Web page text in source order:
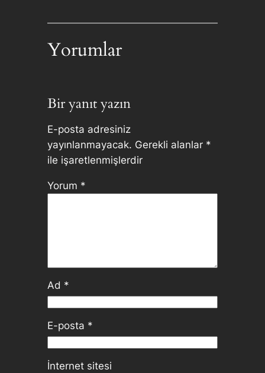
Yorumlar
Bir yanıt yazın
E-posta adresiniz
yayınlanmayacak. Gerekli alanlar *
ile işaretlenmişlerdir
Yorum *
Ad *
E-posta *
İnternet sitesi